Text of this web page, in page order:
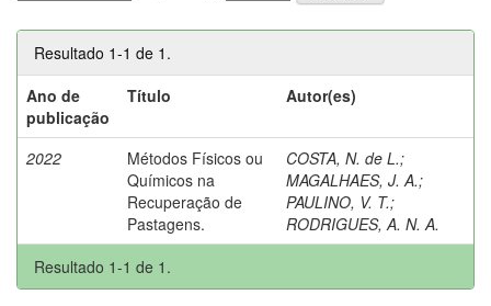
Resultado 1-1 de 1.
Ano de
publicação
Título Autor(es)
2022
Métodos Físicos ou
Químicos na
Recuperação de
Pastagens.
COSTA, N. de L.;
MAGALHAES, J. A.;
PAULINO, V. T.;
RODRIGUES, A. N. A.
Resultado 1-1 de 1.